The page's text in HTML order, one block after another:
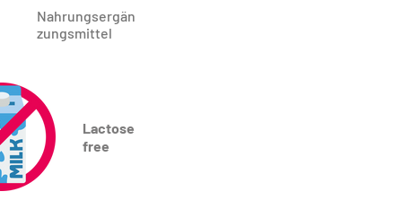
Nahrungsergän
zungsmittel
Lactose
free